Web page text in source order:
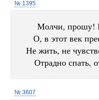
№ 1395
Молчи, прошу!
О, в этот век
Не жить, не
Отрадно спать,
№ 3607